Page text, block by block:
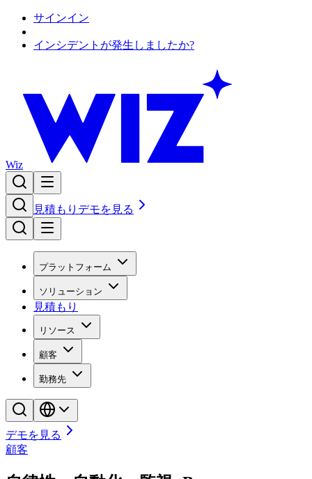
サインイン
インシデントが発生しましたか?
Wiz
見積もり デモを見る
プラットフォーム
ソリューション
見積もり
リソース
顧客
勤務先
デモを見る
顧客